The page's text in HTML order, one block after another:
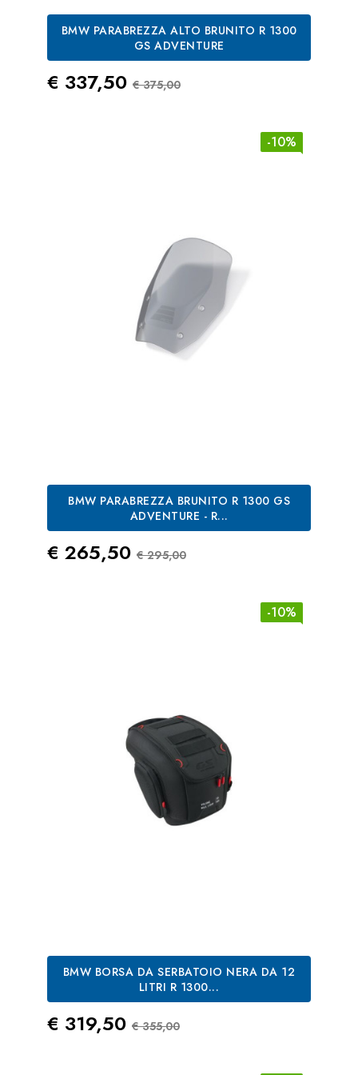
BMW PARABREZZA ALTO BRUNITO R 1300
GS ADVENTURE
Prezzo
€ 337,50 Prezzo Standard
€ 375,00
-10%
BMW PARABREZZA BRUNITO R 1300 GS
ADVENTURE - R...
Prezzo
€ 265,50 Prezzo Standard
€ 295,00
-10%
BMW BORSA DA SERBATOIO NERA DA 12
LITRI R 1300...
Prezzo
€ 319,50 Prezzo Standard
€ 355,00